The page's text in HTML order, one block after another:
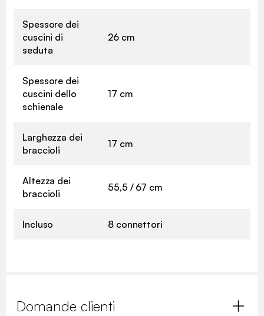
Spessore dei
cuscini di
seduta
26 cm
Spessore dei
cuscini dello
schienale
17 cm
Larghezza dei
braccioli
17 cm
Altezza dei
braccioli
55,5 / 67 cm
Incluso 8 connettori
Domande clienti